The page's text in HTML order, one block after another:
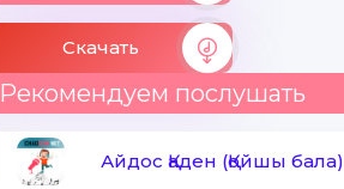
Скачать
Рекомендуем послушать
Айдос Қаден (Қойшы бала)